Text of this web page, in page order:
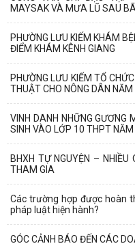
MAYSAK VÀ MƯA LŨ SAU
PHƯỜNG LƯU KIẾM KHÁM
ĐIỂM KHÁM KÊNH GIANG
PHƯỜNG LƯU KIẾM TỔ
THUẬT CHO NÔNG DÂN
VINH DANH NHỮNG GƯƠNG
SINH VÀO LỚP 10 THPT
BHXH TỰ NGUYỆN – NHIỀU
THAM GIA
Các trường hợp được hoàn
pháp luật hiện hành?
GÓC CẢNH BÁO ĐẾN CÁC